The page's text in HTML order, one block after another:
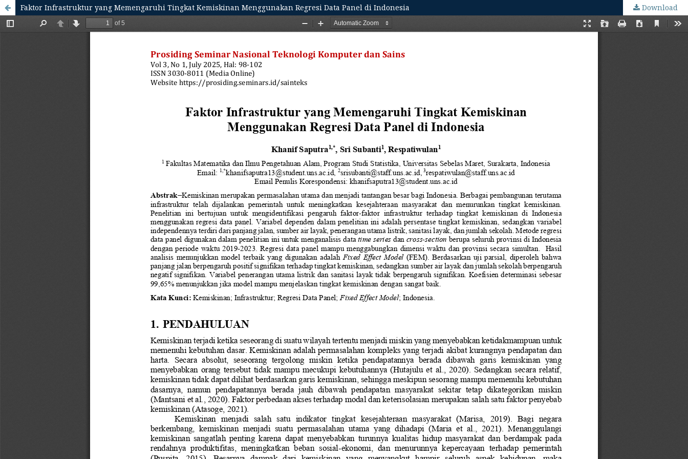
Faktor Infrastruktur yang Memengaruhi Tingkat Kemiskinan Menggunakan Regresi Data Panel di Indonesia Download